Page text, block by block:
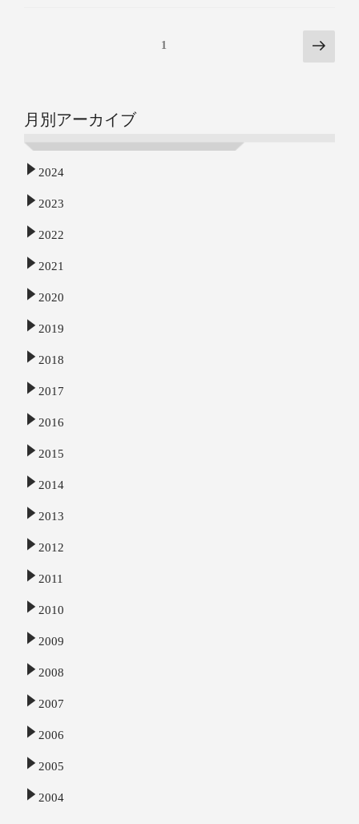
1
月別アーカイブ
2024
2023
2022
2021
2020
2019
2018
2017
2016
2015
2014
2013
2012
2011
2010
2009
2008
2007
2006
2005
2004